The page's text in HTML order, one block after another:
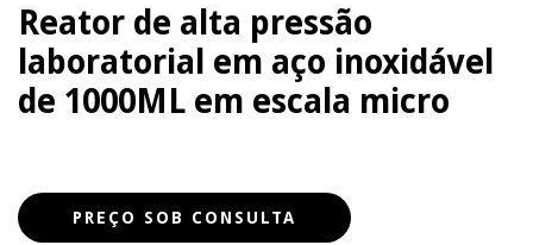
Reator de alta pressão
laboratorial em aço inoxidável
de 1000ML em escala micro